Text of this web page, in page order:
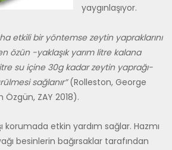
yaygınlaşıyor.
etkili bir yöntemse zeytin yapraklarını
özün -yaklaşık yarım litre kalana
su içine 30g kadar zeytin yaprağı-
sağlanır”(Rolleston, George
ZAY 2018).
korumada etkin yardım sağlar. Hazmı
besinlerin bağırsaklar tarafından